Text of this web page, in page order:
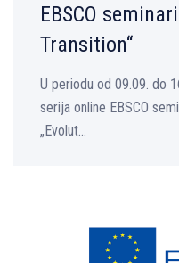
EBSCO
Transition“
U periodu od 09.09. do
serija online EBSCO
„Evolut...